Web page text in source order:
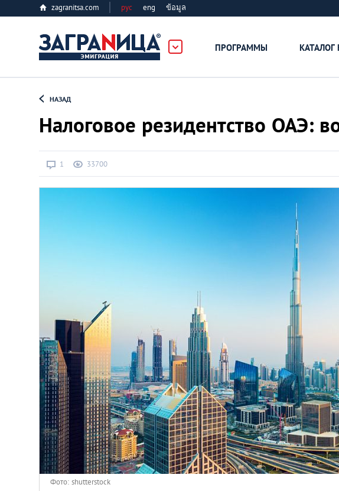
zagranitsa.com рус eng ข้อมูล
ПРОГРАММЫ
Все страны
Германия
Греция
Испания
Казахстан
Канада
Кипр
НАЗАД
Налоговое резидентство ОАЭ:
1 33700
Фото: shutterstock